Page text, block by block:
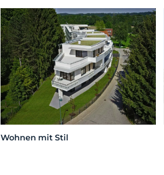
Wohnen mit Stil